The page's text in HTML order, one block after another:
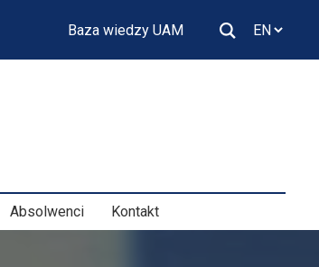
Baza wiedzy UAM
Absolwenci Kontakt